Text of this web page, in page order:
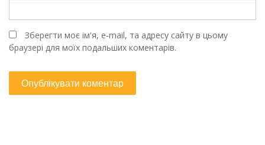
Зберегти моє ім'я, e-mail, та адресу сайту в цьому
браузері для моїх подальших коментарів.